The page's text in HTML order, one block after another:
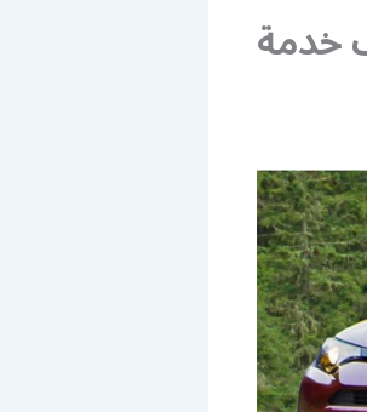
ورشة كهربائي 4 راف خدمة